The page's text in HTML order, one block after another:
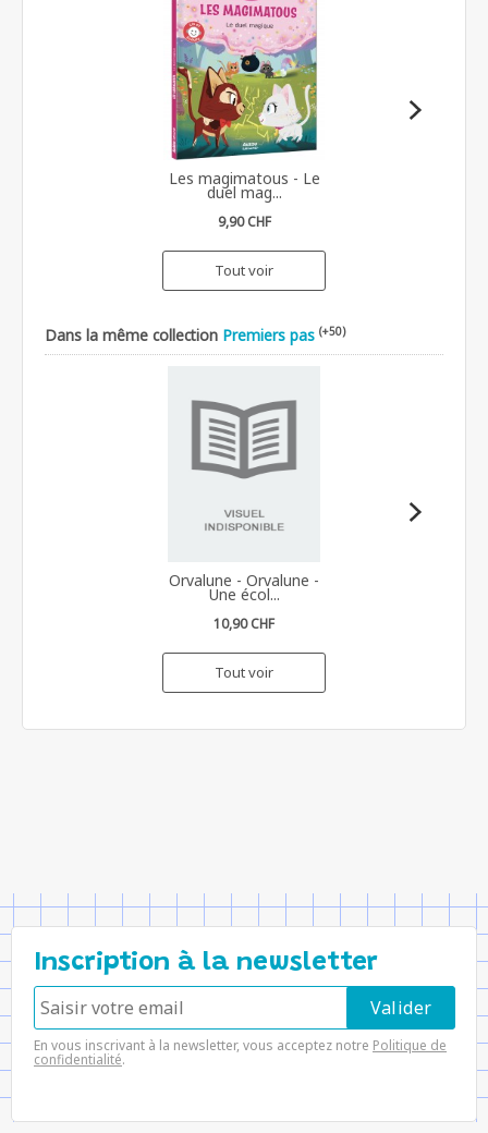
Les magimatous - Le
duel mag...
9,90 CHF
Tout voir
Dans la même collection Premiers pas (+50)
Orvalune - Orvalune -
Une écol...
10,90 CHF
Tout voir
Inscription à la newsletter
En vous inscrivant à la newsletter, vous acceptez notre Politique de
confidentialité.